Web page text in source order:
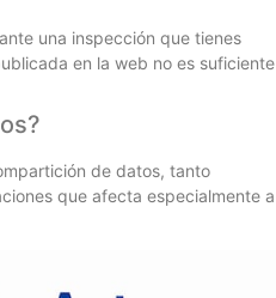
una inspección que tienes
en la web no es suficiente
de datos, tanto
que afecta especialmente a